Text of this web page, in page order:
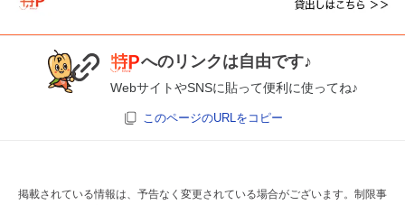
へのリンクは自由です♪
WebサイトやSNSに貼って便利に使ってね♪
このページのURLをコピー
掲載されている情報は、予告なく変更されている場合がございます。制限事